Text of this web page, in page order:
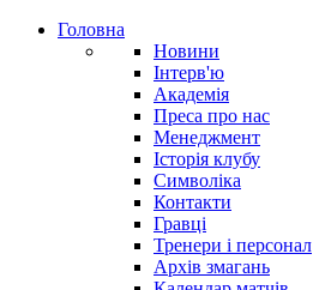
Головна
Новини
Інтерв'ю
Академія
Преса про нас
Менеджмент
Історія клубу
Символіка
Контакти
Гравці
Тренери і персонал
Архів змагань